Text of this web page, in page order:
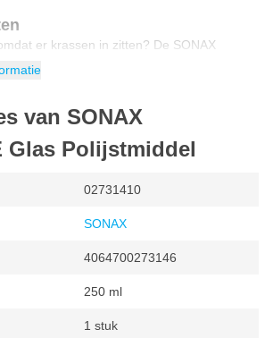
er krassen in zitten? De SONAX
is speciaal polijstmiddel om krassen uit
door glas polijstmiddel te
uit ieder raam en glas. Dankzij de slijpende
op glas
van SONAX
Glas Polijstmiddel
02731410
SONAX
4064700273146
250 ml
1 stuk